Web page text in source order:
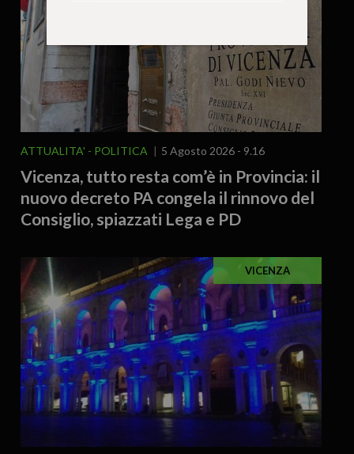
ATTUALITA' POLITICA 5 Agosto 2026 - 9.16
Vicenza, tutto resta com’è in Provincia: il
nuovo decreto PA congela il rinnovo del
Consiglio, spiazzati Lega e PD
VICENZA